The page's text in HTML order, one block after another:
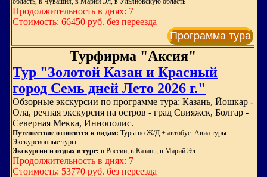
Продолжительность в днях: 7
Стоимость: 66450 руб. без переезда
Программа тура
Турфирма "Аксия"
Тур "Золотой Казан и Красный
город Семь дней Лето 2026 г."
Обзорные экскурсии по программе тура: Казань, Йошкар -
Ола, речная экскурсия на остров - град Свияжск, Болгар -
Северная Мекка, Иннополис.
Путешествие относится к видам: Туры по Ж/Д + автобус. Авиа туры.
Экскурсионные туры.
Экскурсии и отдых в туре: в России, в Казань, в Марий Эл
Продолжительность в днях: 7
Стоимость: 53770 руб. без переезда